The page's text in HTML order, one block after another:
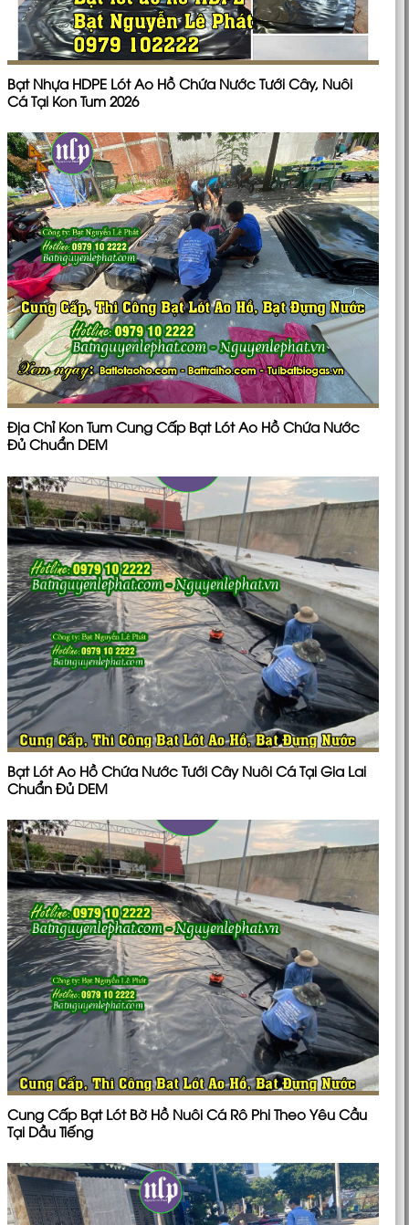
Bạt Nhựa HDPE Lót Ao Hồ Chứa Nước Tưới Cây, Nuôi
Cá Tại Kon Tum 2026
Địa Chỉ Kon Tum Cung Cấp Bạt Lót Ao Hồ Chứa Nước
Đủ Chuẩn DEM
Bạt Lót Ao Hồ Chứa Nước Tưới Cây Nuôi Cá Tại Gia Lai
Chuẩn Đủ DEM
Cung Cấp Bạt Lót Bờ Hồ Nuôi Cá Rô Phi Theo Yêu Cầu
Tại Dầu Tiếng